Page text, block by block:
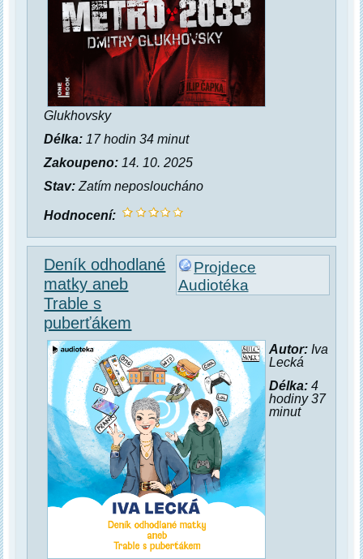
Glukhovsky
Délka: 17 hodin 34 minut
Zakoupeno: 14. 10. 2025
Stav: Zatím neposloucháno
Hodnocení:
Projdece
Audiotéka
Deník odhodlané
matky aneb
Trable s
puberťákem
Autor:Iva
Lecká
Délka:4
hodiny 37
minut